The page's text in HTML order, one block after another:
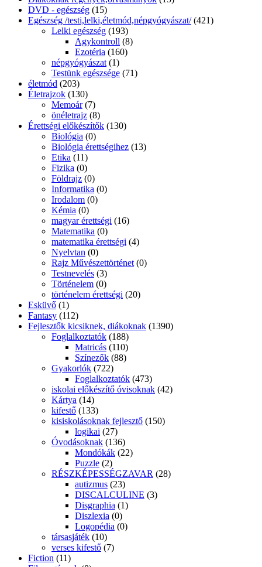
szakácskönyv (94)
Vegetáriánus (2)
gyermekdalok CD (8)
HATÁRIDŐNAPLÓ (28)
(2)
idegennyelvű regény (18)
Ifjúsági irodalom (370)
Ifjúsági regények
Ifjúsági regények -klasszikusok
Informatika (0)
Irodalom (66)
Elbeszélések, novellák
Tanulmányok, műelemzések
Verses kötetek, Novellák (56)
Irodalomelmélet
Ismeretterjesztő
Ifjúsági ismeretterjesztő
Ismeretterjesztó 6-10 éveseknek
ISMERETTERJESZTŐK felső tagozatosoknak
képes határozó
Kicsiknek (0)
madártan (2)
Nagyoknak (51)
NÉPRAJZ (10)
Ismeretterjesztők (139)
Kalandregény (16 éves kortól)
Kalandregény 10 éves kortól
Képzőművészet (1)
kezdő olvasóknak
Kicsiknek (1154)
0-3 éveseknek (83)
Leporello (75)
Mese (0)
4-7 éveseknek (670)
Mese (598)
Vers (71)
Babakönyv (15)
gyermekvers
kicsiknek leporello,lapozó
kicsiknek mese (253)
ovisoknak mese (149)
ovisoknak vers (23)
puzzlekönyv (6)
Kids Books
(13)
Comics (1)
Coloring Books
Fairy Tales (1)
Kisiskolások olvasmányai (240)
Kalandregény 8-10 éveseknek
kisiskolások vers (8)
kisiskolásoknak mese
Meseregények (71)
Kompetencia mérés